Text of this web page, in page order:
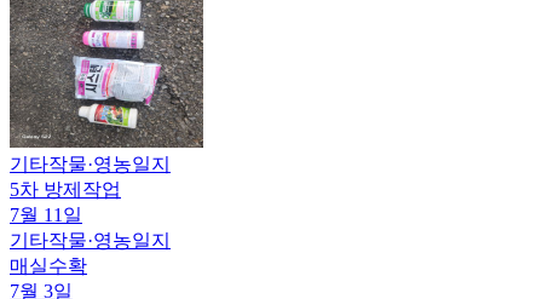
기타작물·영농일지
5차 방제작업
7월 11일
기타작물·영농일지
매실수확
7월 3일